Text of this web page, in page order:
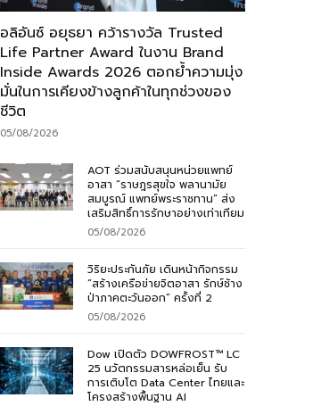
อลิอันซ์ อยุธยา คว้ารางวัล Trusted
Life Partner Award ในงาน Brand
Inside Awards 2026 ตอกย้ำความมุ่ง
มั่นในการเคียงข้างลูกค้าในทุกช่วงของ
ชีวิต
05/08/2026
AOT ร่วมสนับสนุนหน่วยแพทย์
อาสา “ราษฎรสุขใจ พลานามัย
สมบูรณ์ แพทย์พระราชทาน” ส่ง
เสริมสิทธิ์การรักษาอย่างเท่าเทียม
05/08/2026
วิริยะประกันภัย เดินหน้ากิจกรรม
“สร้างเครือข่ายจิตอาสา รักษ์ช้าง
ป่าภาคตะวันออก” ครั้งที่ 2
05/08/2026
Dow เปิดตัว DOWFROST™ LC
25 นวัตกรรมสารหล่อเย็น รับ
การเติบโต Data Center ไทยและ
โครงสร้างพื้นฐาน AI